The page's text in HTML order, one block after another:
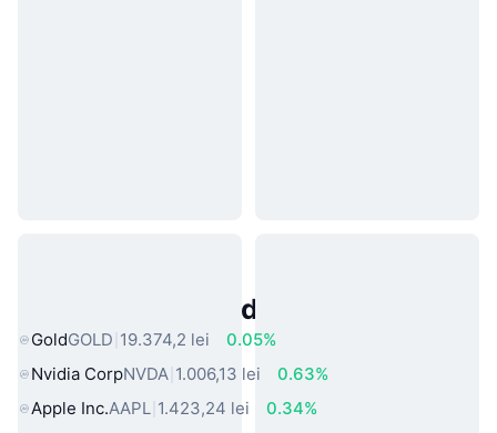
Active Populare din Lumea Reală
GoldGOLD 19.374,2 lei
0.05%
Nvidia CorpNVDA 1.006,13 lei
0.63%
Apple Inc.AAPL 1.423,24 lei
0.34%